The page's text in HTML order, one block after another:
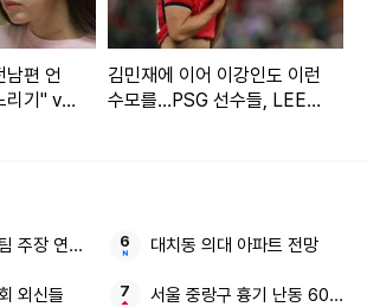
남편 언
리기" vs
김민재에 이어 이강인도 이런
수모를…PSG 선수들, LEE
주장 연예인과 염문
외신들
대치동 의대 아파트 전망
서울 중랑구 흉기 난동 60대